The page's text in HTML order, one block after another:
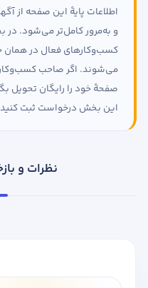
اطلاعات پایهٔ این صفحه از
و به‌مرور کامل‌تر می‌شود.
کسب‌وکارهای فعال در همان
می‌شوند. اگر صاحب
صفحهٔ خود را رایگان تحویل
این بخش درخواست ثبت
نظرات و